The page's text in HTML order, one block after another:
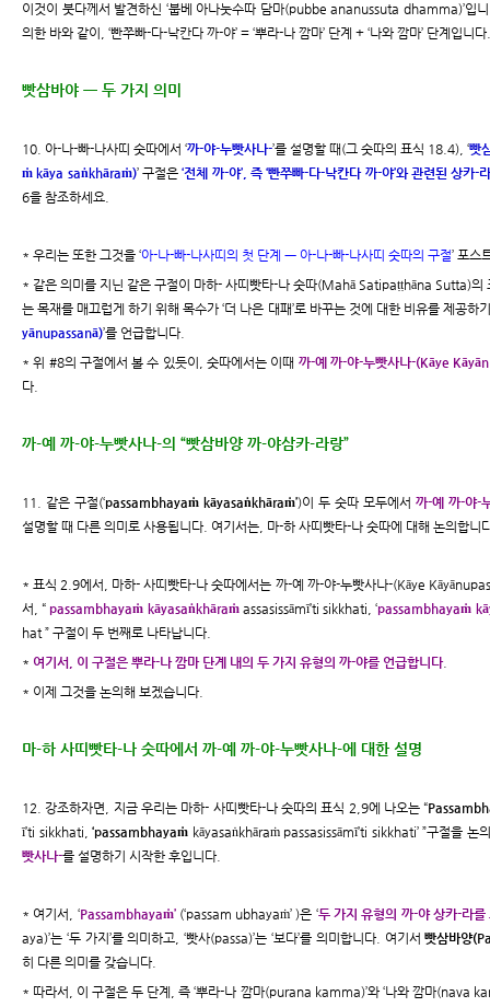
이것이 붓다께서 발견하신 ‘붑베 아나눗수따 담마(pubbe ananussuta dhamma)’입
의한 바와 같이, ‘빤쭈빠-다-낙칸다 까-야’ = ‘뿌라-나 깜마’ 단계 + ‘나와 깜마’ 단계입니
빳삼바야 ㅡ 두 가지 의미
10. 아-나-빠-나사띠 숫따에서 ‘까-야-누빳사나-’를 설명할 때(그 숫따의 표식 18.4), ‘빳
ṁ kāya saṅkhāraṁ)’ 구절은‘전체 까-야’, 즉 ‘빤쭈빠-다-낙칸다 까-야’와 관련된 상카-
6을 참조하세요.
* 우리는 또한 그것을 ‘아-나-빠-나사띠의 첫 단계 ㅡ 아-나-빠-나사띠 숫따의 구절’ 포스
* 같은 의미를 지닌 같은 구절이 마하- 사띠빳타-나 숫따(Mahā Satipaṭṭhāna Sutta)의
는 목재를 매끄럽게 하기 위해 목수가 ‘더 나은 대패’로 바꾸는 것에 대한 비유를 제공하
yānupassanā)’를 언급합니다.
* 위 #8의 구절에서 볼 수 있듯이, 숫따에서는 이때 까-예 까-야-누빳사나-(Kāye
다.
까-예 까-야-누빳사나-의 “빳삼바양 까-야삼카-라랑”
11. 같은 구절(‘passambhayaṁ kāyasaṅkhāraṁ’)이 두 숫따 모두에서 까-예 까-야-
설명할 때 다른 의미로 사용됩니다. 여기서는, 마-하 사띠빳타-나 숫따에 대해 논의합니
* 표식 2.9에서, 마하- 사띠빳타-나 숫따에서는 까-예 까-야-누빳사나-(Kāye
서, “ passambhayaṁ kāyasaṅkhāraṁ assasissāmī’ti sikkhati, ‘passambhayaṁ
hat ” 구절이 두 번째로 나타납니다.
* 여기서, 이 구절은 뿌라-나 깜마 단계 내의 두 가지 유형의 까-야를 언급합니다.
* 이제 그것을 논의해 보겠습니다.
마-하 사띠빳타-나 숫따에서 까-예 까-야-누빳사나-에 대한 설명
12. 강조하자면, 지금 우리는 마하- 사띠빳타-나 숫따의 표식 2,9에 나오는 “
ī’ti sikkhati,‘passambhayaṁ kāyasaṅkhāraṁ passasissāmī’ti sikkhati’ ”구절을 논
빳사나-를 설명하기 시작한 후입니다.
* 여기서, ‘Passambhayaṁ’(‘passam ubhayaṁ’ )은 ‘두 가지 유형의 까-야 상카-라를
aya)’는 ‘두 가지’를 의미하고, ‘빳사(passa)’는 ‘보다’를 의미합니다. 여기서빳삼바양
히 다른 의미를 갖습니다.
* 따라서, 이 구절은 두 단계, 즉 ‘뿌라-나 깜마(purana kamma)’와 ‘나와 깜마(nava